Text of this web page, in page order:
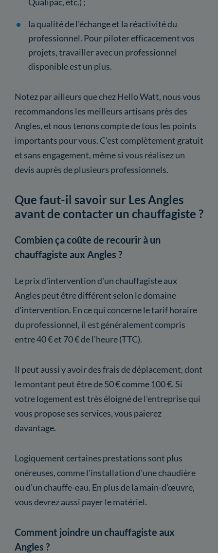
la qualité de l'échange et la réactivité du
professionnel. Pour piloter efficacement vos
projets, travailler avec un professionnel
disponible est un plus.
Notez par ailleurs que chez Hello Watt, nous vous
recommandons les meilleurs artisans près des
Angles, et nous tenons compte de tous les points
importants pour vous. C'est complètement gratuit
et sans engagement, même si vous réalisez un
devis auprès de plusieurs professionnels.
Que faut-il savoir sur Les Angles
avant de contacter un chauffagiste ?
Combien ça coûte de recourir à un
chauffagiste aux Angles ?
Le prix d'intervention d'un chauffagiste aux
Angles peut être différent selon le domaine
d'intervention. En ce qui concerne le tarif horaire
du professionnel, il est généralement compris
entre 40 € et 70 € de l'heure (TTC).
Il peut aussi y avoir des frais de déplacement, dont
le montant peut être de 50 € comme 100 €. Si
votre logement est très éloigné de l'entreprise qui
vous propose ses services, vous paierez
davantage.
Logiquement certaines prestations sont plus
onéreuses, comme l'installation d'une chaudière
ou d'un chauffe-eau. En plus de la main-d'œuvre,
vous devrez aussi payer le matériel.
Comment joindre un chauffagiste aux
Angles ?